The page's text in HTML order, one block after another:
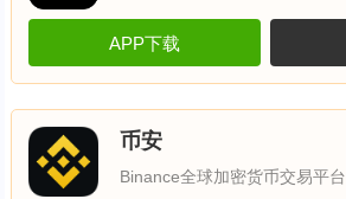
APP下载
币安
Binance全球加密货币交易平台